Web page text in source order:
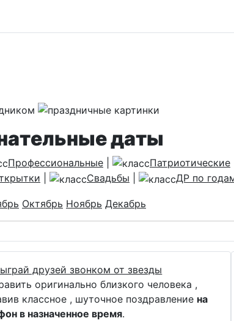
даты
Профессиональные Патриотические
Свадьбы ДР по
Октябрь Ноябрь Декабрь
оригинально близкого человека ,
классное , шуточное поздравление на
в назначенное время.